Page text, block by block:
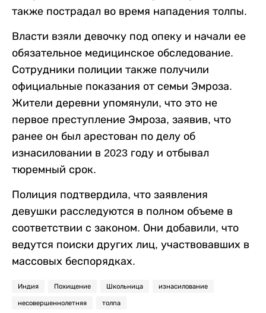
также пострадал во время нападения толпы.
Власти взяли девочку под опеку и начали ее
обязательное медицинское обследование.
Сотрудники полиции также получили
официальные показания от семьи Эмроза.
Жители деревни упомянули, что это не
первое преступление Эмроза, заявив, что
ранее он был арестован по делу об
изнасиловании в 2023 году и отбывал
тюремный срок.
Полиция подтвердила, что заявления
девушки расследуются в полном объеме в
соответствии с законом. Они добавили, что
ведутся поиски других лиц, участвовавших в
массовых беспорядках.
Индия Похищение Школьница изнасилование
несовершеннолетняя толпа